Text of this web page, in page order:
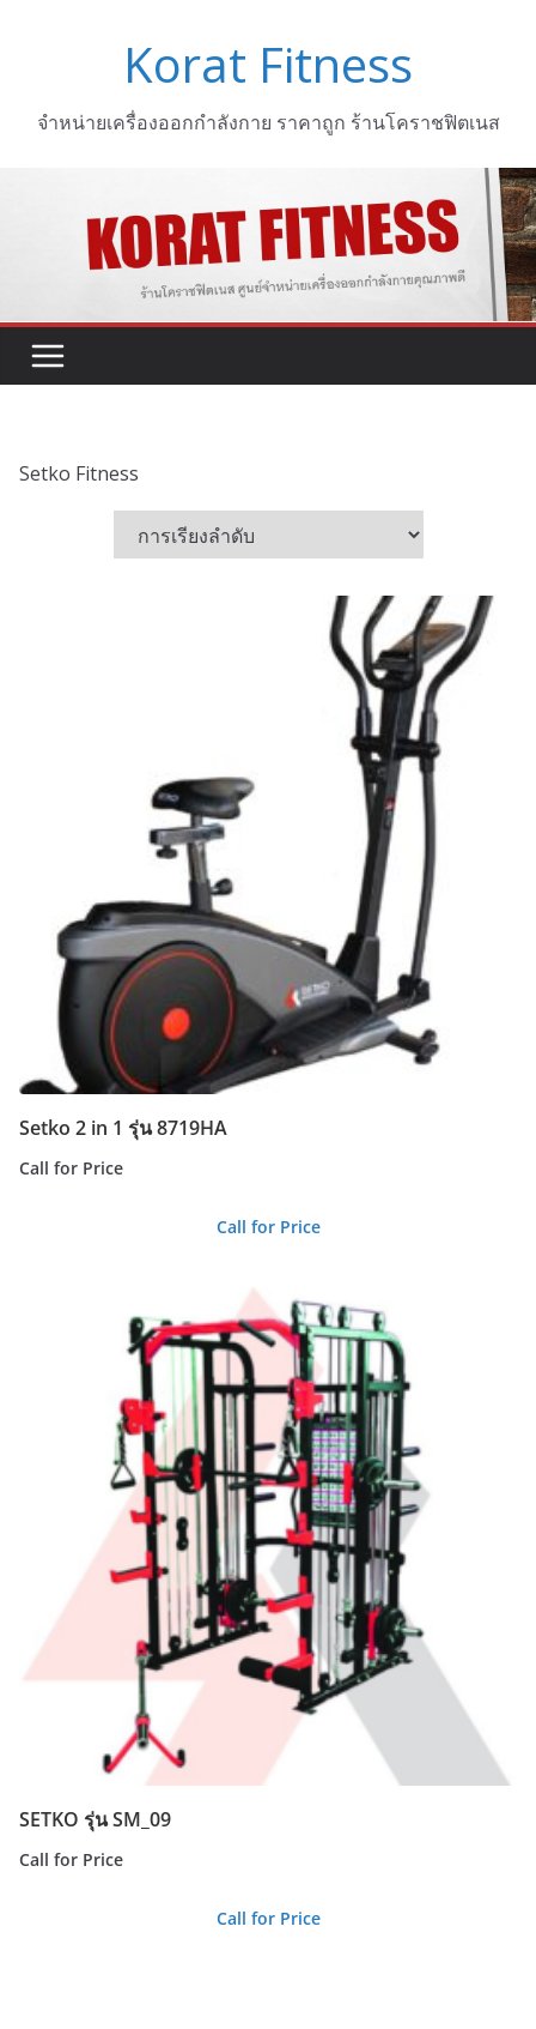
Korat Fitness
จำหน่ายเครื่องออกกำลังกาย ราคาถูก ร้านโคราชฟิตเนส
Setko Fitness
Setko 2 in 1 รุ่น 8719HA
Call for Price
Call for Price
SETKO รุ่น SM_09
Call for Price
Call for Price